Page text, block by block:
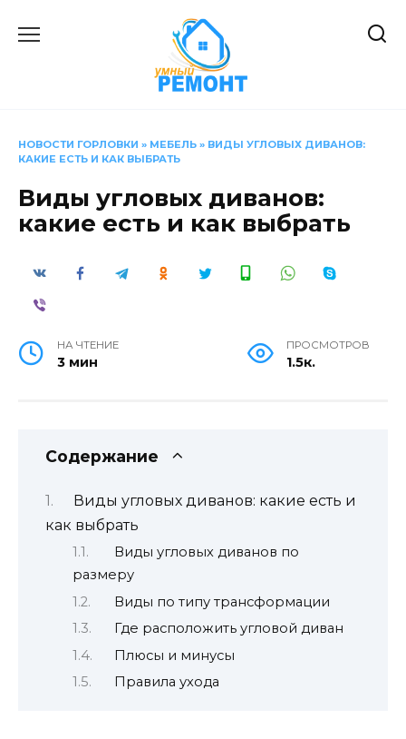
НОВОСТИ ГОРЛОВКИ » МЕБЕЛЬ » ВИДЫ УГЛОВЫХ ДИВАНОВ:
КАКИЕ ЕСТЬ И КАК ВЫБРАТЬ
Виды угловых диванов:
какие есть и как выбрать
НА ЧТЕНИЕ
3 мин
ПРОСМОТРОВ
1.5к.
Содержание
Виды угловых диванов: какие есть и
как выбрать
Виды угловых диванов по
размеру
Виды по типу трансформации
Где расположить угловой диван
Плюсы и минусы
Правила ухода